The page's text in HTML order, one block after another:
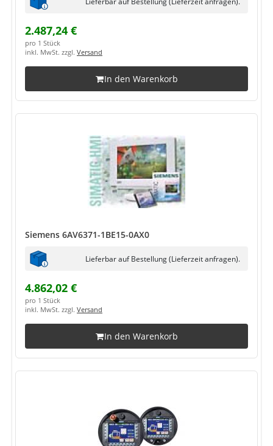
2.487,24 €
pro 1 Stück
inkl. MwSt. zzgl. Versand
In den Warenkorb
Siemens 6AV6371-1BE15-0AX0
Lieferbar auf Bestellung (Lieferzeit anfragen).
4.862,02 €
pro 1 Stück
inkl. MwSt. zzgl. Versand
In den Warenkorb